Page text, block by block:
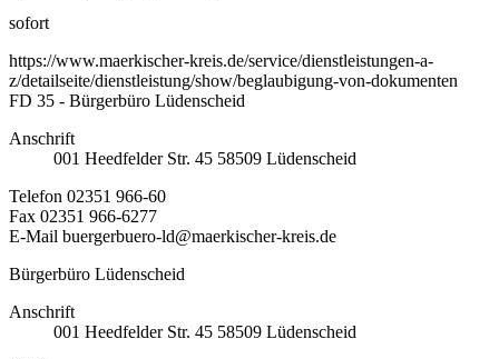
sofort
https://www.maerkischer-kreis.de/service/dienstleistungen-a-
z/detailseite/dienstleistung/show/beglaubigung-von-dokumenten
FD 35 - Bürgerbüro Lüdenscheid
Anschrift
001 Heedfelder Str. 45 58509 Lüdenscheid
Telefon 02351 966-60
Fax 02351 966-6277
E-Mail buergerbuero-ld@maerkischer-kreis.de
Bürgerbüro Lüdenscheid
Anschrift
001 Heedfelder Str. 45 58509 Lüdenscheid